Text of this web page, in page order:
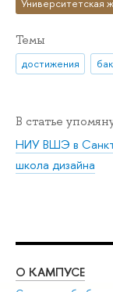
Университетская
Темы
достижения
В статье
НИУ ВШЭ в
школа дизайна
О КАМПУСЕ